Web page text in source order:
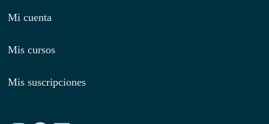
Mi cuenta
Mis cursos
Mis suscripciones